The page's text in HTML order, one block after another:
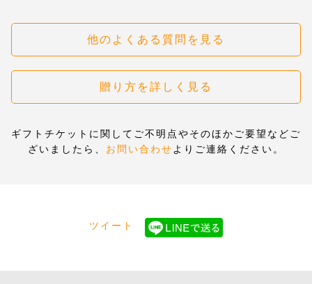
他のよくある質問を見る
贈り方を詳しく見る
ギフトチケットに関してご不明点やそのほかご要望などご
ざいましたら、 お問い合わせよりご連絡ください。
ツイート